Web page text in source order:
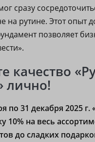
сразу
на рутине. Этот опыт
позволяет
качество
лично!
по 31 декабря 2025 г.
10% на весь
до сладких